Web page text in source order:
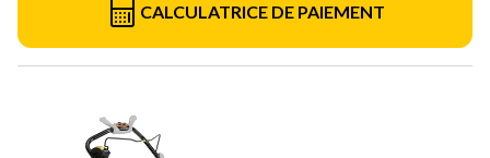
CALCULATRICE DE PAIEMENT